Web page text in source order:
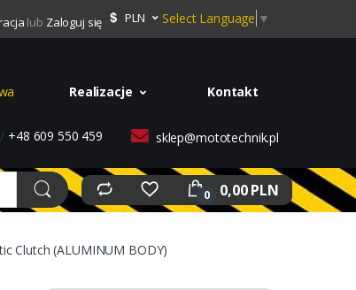
lub Zaloguj się PLN Select Language ▼
Realizacje Kontakt
/ +48 609 550 459 sklep@mototechnik.pl
0 0,00 PLN
Clutch (ALUMINUM BODY)